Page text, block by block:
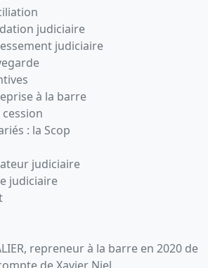
judiciaire
judiciaire
à la barre
: la Scop
judiciaire
judiciaire
repreneur à la barre en 2020 de